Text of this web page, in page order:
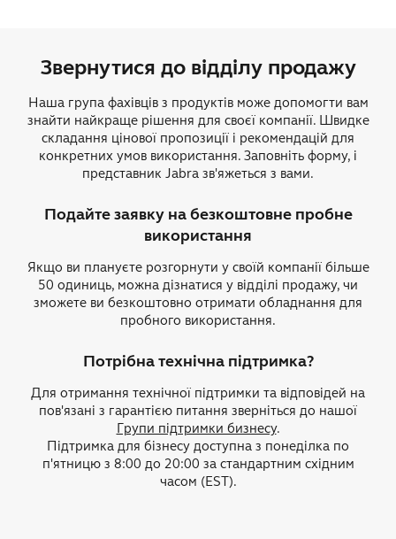
Звернутися до відділу продажу
Наша група фахівців з продуктів може допомогти вам
знайти найкраще рішення для своєї компанії. Швидке
складання цінової пропозиції і рекомендацій для
конкретних умов використання. Заповніть форму, і
представник Jabra зв'яжеться з вами.
Подайте заявку на безкоштовне пробне
використання
Якщо ви плануєте розгорнути у своїй компанії більше
50 одиниць, можна дізнатися у відділі продажу, чи
зможете ви безкоштовно отримати обладнання для
пробного використання.
Потрібна технічна підтримка?
Для отримання технічної підтримки та відповідей на
пов'язані з гарантією питання зверніться до нашої
Групи підтримки бизнесу.
Підтримка для бізнесу доступна з понеділка по
п'ятницю з 8:00 до 20:00 за стандартним східним
часом (EST).